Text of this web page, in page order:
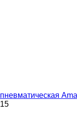
пневматическая
15